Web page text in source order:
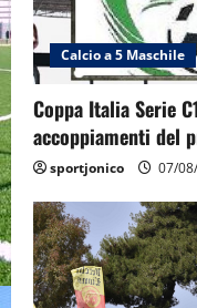
Calcio a 5 Maschile
Coppa Italia Serie
accoppiamenti del
sportjonico 07/